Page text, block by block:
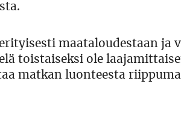
maataloudestaan ja
toistaiseksi ole
matkan luonteesta